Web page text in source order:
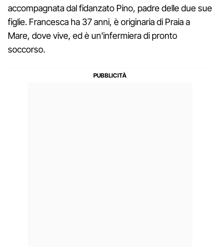
accompagnata dal fidanzato Pino, padre delle due sue
figlie. Francesca ha 37 anni, è originaria di Praia a
Mare, dove vive, ed è un'infermiera di pronto
soccorso.